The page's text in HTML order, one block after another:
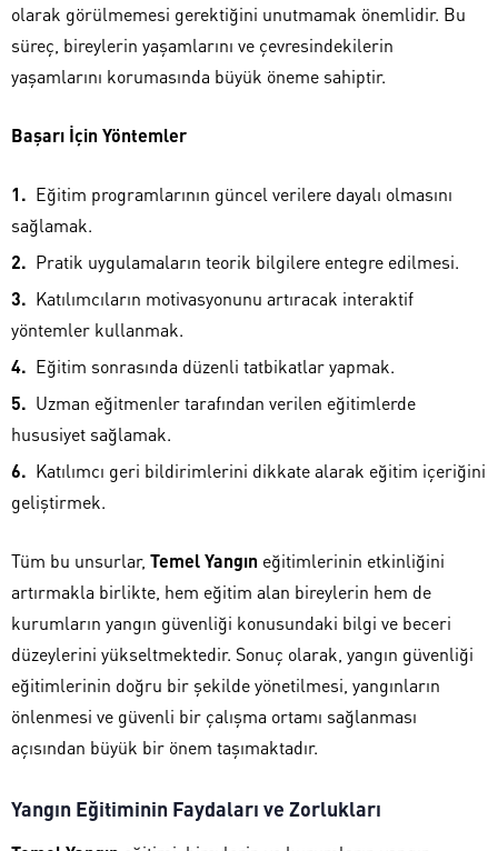
olarak görülmemesi gerektiğini unutmamak önemlidir. Bu
süreç, bireylerin yaşamlarını ve çevresindekilerin
yaşamlarını korumasında büyük öneme sahiptir.
Başarı İçin Yöntemler
Eğitim programlarının güncel verilere dayalı olmasını
sağlamak.
Pratik uygulamaların teorik bilgilere entegre edilmesi.
Katılımcıların motivasyonunu artıracak interaktif
yöntemler kullanmak.
Eğitim sonrasında düzenli tatbikatlar yapmak.
Uzman eğitmenler tarafından verilen eğitimlerde
hususiyet sağlamak.
Katılımcı geri bildirimlerini dikkate alarak eğitim içeriğini
geliştirmek.
Tüm bu unsurlar, Temel Yangın eğitimlerinin etkinliğini
artırmakla birlikte, hem eğitim alan bireylerin hem de
kurumların yangın güvenliği konusundaki bilgi ve beceri
düzeylerini yükseltmektedir. Sonuç olarak, yangın güvenliği
eğitimlerinin doğru bir şekilde yönetilmesi, yangınların
önlenmesi ve güvenli bir çalışma ortamı sağlanması
açısından büyük bir önem taşımaktadır.
Yangın Eğitiminin Faydaları ve Zorlukları